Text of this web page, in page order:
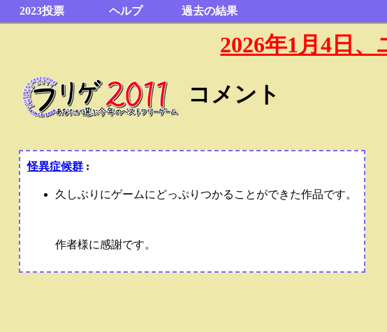
2023投票 ヘルプ 過去の結果
2026年1月4日
コメント
怪異症候群:
久しぶりにゲームにどっぷりつかることができた作品です。
作者様に感謝です。